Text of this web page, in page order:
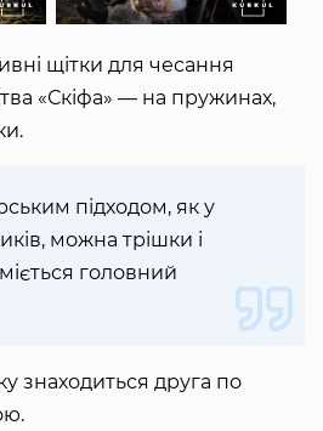
щітки для чесання
«Скіфа» — на пружинах,
підходом, як у
можна трішки і
головний
знаходиться друга по